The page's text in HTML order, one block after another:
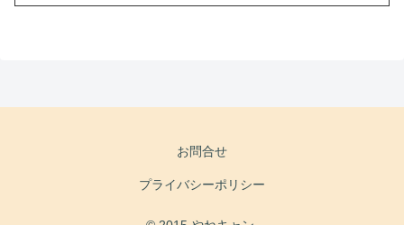
お問合せ
プライバシーポリシー